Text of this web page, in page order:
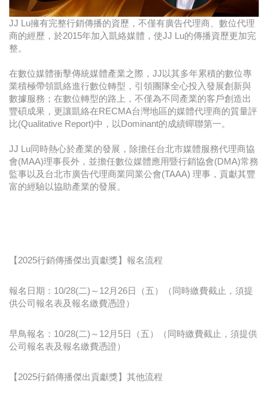
JJ Lu擁有完整行銷傳播的資歷，不僅有廣告代理商、數位代理
商的經歷，於2015年加入凱絡媒體，使JJ Lu的傳播資歷更加完
整。
在數位媒體衝擊傳統媒體產業之際，JJ以其多年累積的數位專
業積極帶領凱絡進行數位轉型，引領團隊全心投入發展創新與
數據服務；在數位轉型的路上，不僅為不同產業的客戶創造出
豐碩成果，更讓凱絡在RECMA台灣地區的媒體代理商的質量評
比(Qualitative Report)中，以Dominant的成績蟬聯第一。
JJ Lu同時熱心於產業的發展，除擔任台北市媒體服務代理商協
會(MAA)理事長外，並擔任數位媒體應用暨行銷協會(DMA)常務
監事以及台北市廣告代理商業同業公會(TAAA) 理事，貢獻其豐
富的經驗以協助產業的發展。
【2025行銷傳播傑出貢獻獎】報名流程
報名日期：10/28(二)～12月26日（五）（同時繳費截止，須提
供公司報名表及報名繳費憑證）
早鳥報名：10/28(二)～12月5日（五）（同時繳費截止，須提供
公司報名表及報名繳費憑證）
【2025行銷傳播傑出貢獻獎】其他流程